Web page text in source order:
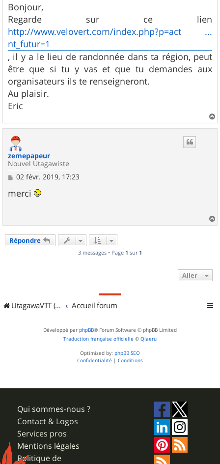
Bonjour,
Regarde sur ce lien
http://www.velovert.com/index.php?p=act ...
nt_futur=1
, il y a le lieu de randonnée dans ta région, peut
être que si tu y vas et que tu demandes aux
organisateurs ils te renseigneront.
Au plaisir.
Eric
a
zemepapeur
Nouvel Utagawiste
M
s
s
02 févr. 2019, 17:23
merci
a
Répondre
3 messages • Page 1 sur 1
Aller
UtagawaVTT (Randos VTT et VTTAE avec traces GPS) Accueil forum
Développé par phpBB® Forum Software © phpBB Limited
Traduction française officielle © Qiaeru
Optimized by: phpBB SEO
Confidentialité | Conditions
Qui sommes-nous ?
Contact & Logos
Services pros
Mentions légales
Politique de